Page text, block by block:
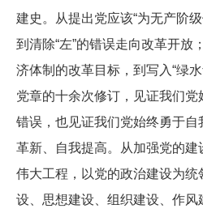
建史。从提出党应该“为无产阶
到清除“左”的错误走向改革开放
济体制的改革目标，到写入“绿
党章的十余次修订，见证我们
错误，也见证我们党始终勇于
革新、自我提高。从加强党的
伟大工程，以党的政治建设为
设、思想建设、组织建设、作